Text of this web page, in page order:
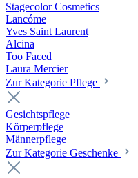
Stagecolor Cosmetics
Lancóme
Yves Saint Laurent
Alcina
Too Faced
Laura Mercier
Zur Kategorie Pflege
Gesichtspflege
Körperpflege
Männerpflege
Zur Kategorie Geschenke